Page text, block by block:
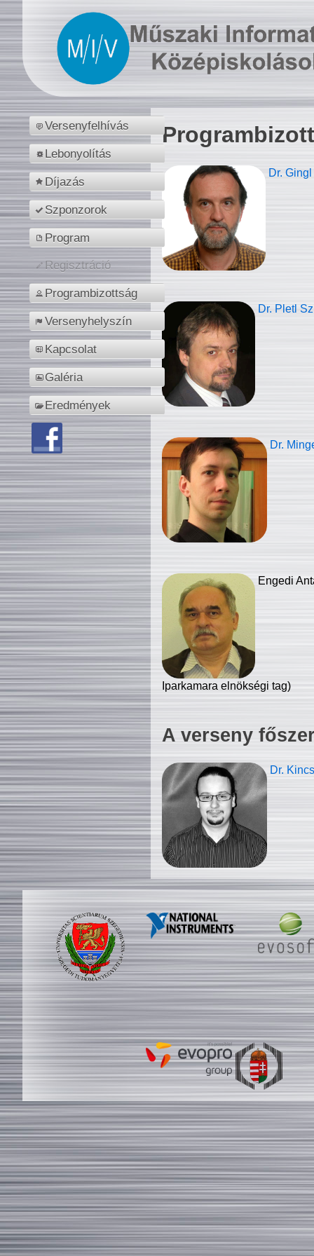
Versenyfelhívás
Lebonyolítás
Díjazás
Szponzorok
Program
Regisztráció
Programbizottság
Versenyhelyszín
Kapcsolat
Galéria
Eredmények
Dr.
Dr. Pletl
Dr.
Engedi
Iparkamara elnökségi tag)
A verseny
Dr.